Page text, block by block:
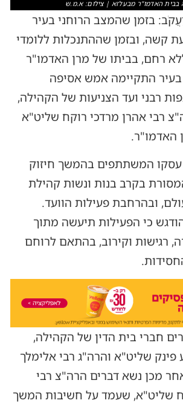
בבית האדמו''ר מבעלזא | צילום: א.מ.ש
בזמן שהמצב הרוחני בעיר
קשה, ובזמן שההתנכלות ללומדי
רחם, בביתו של מרן האדמו"ר
בעיר התקיימה אמש אסיפה
רבני ועד הצניעות של הקהילה,
רבי אהרן מרדכי רוקח שליט"א
האדמו"ר.
המשתתפים בהמשך חיזוק
בקרב בנות ונשות קהילת
ובהרחבת פעילות הוועד.
כי הפעילות תיעשה מתוך
רגישות וקירוב, בהתאם לרוחם
חברי בית הדין של הקהילה,
פינק שליט"א והרה"ג רבי אלימלך
מכן נשא דברים הרה"צ רבי
שליט"א, שעמד על חשיבות המשך